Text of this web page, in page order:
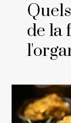
de la